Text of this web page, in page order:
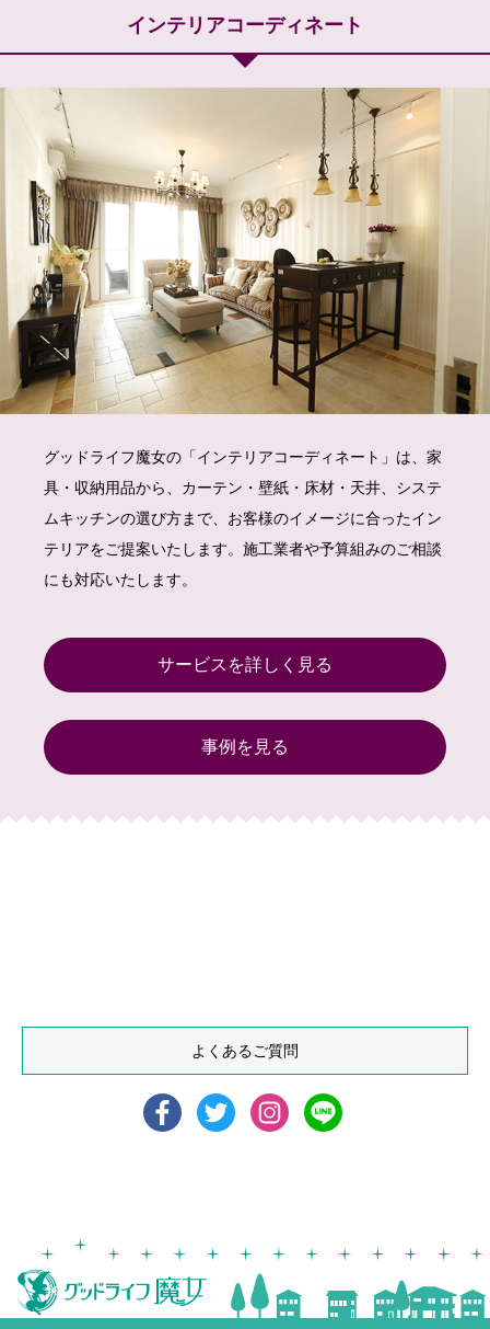
インテリアコーディネート
グッドライフ魔女の「インテリアコーディネート」は、家
具・収納用品から、カーテン・壁紙・床材・天井、システ
ムキッチンの選び方まで、お客様のイメージに合ったイン
テリアをご提案いたします。施工業者や予算組みのご相談
にも対応いたします。
サービスを詳しく見る
事例を見る
よくあるご質問